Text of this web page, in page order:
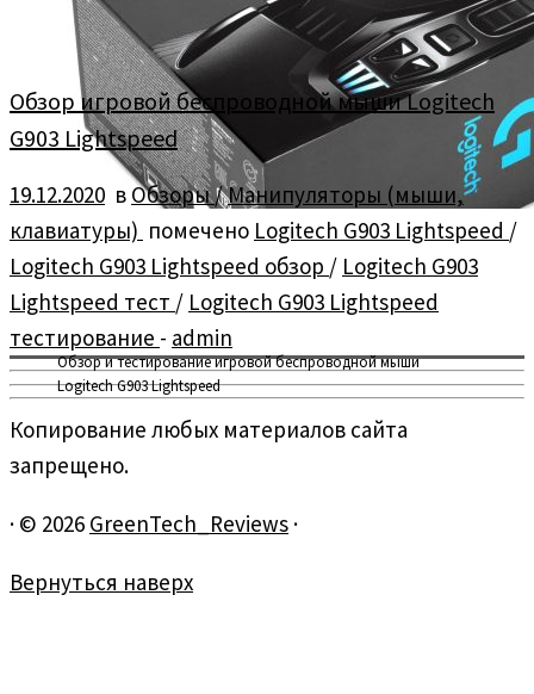
Обзор и тестирование игровой беспроводной мыши
Logitech G903 Lightspeed
Обзор игровой беспроводной мыши Logitech
G903 Lightspeed
19.12.2020 в Обзоры/Манипуляторы (мыши,
клавиатуры) помечено Logitech G903 Lightspeed /
Logitech G903 Lightspeed обзор / Logitech G903
Lightspeed тест / Logitech G903 Lightspeed
тестирование - admin
Копирование любых материалов сайта
запрещено.
· © 2026 GreenTech_Reviews ·
Вернуться наверх